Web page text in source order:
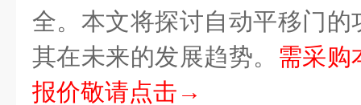
全。本文将探讨自动平移门
其在未来的发展趋势。 需采购
报价敬请点击→